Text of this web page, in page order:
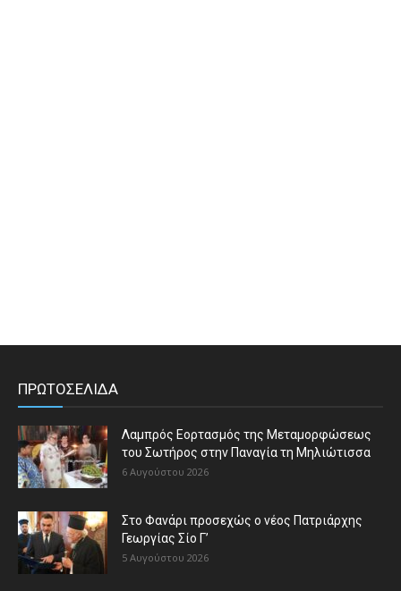
ΠΡΩΤΟΣΕΛΙΔΑ
Λαμπρός Εορτασμός της Μεταμορφώσεως
του Σωτήρος στην Παναγία τη Μηλιώτισσα
6 Αυγούστου 2026
Στο Φανάρι προσεχώς ο νέος Πατριάρχης
Γεωργίας Σίο Γ’
5 Αυγούστου 2026